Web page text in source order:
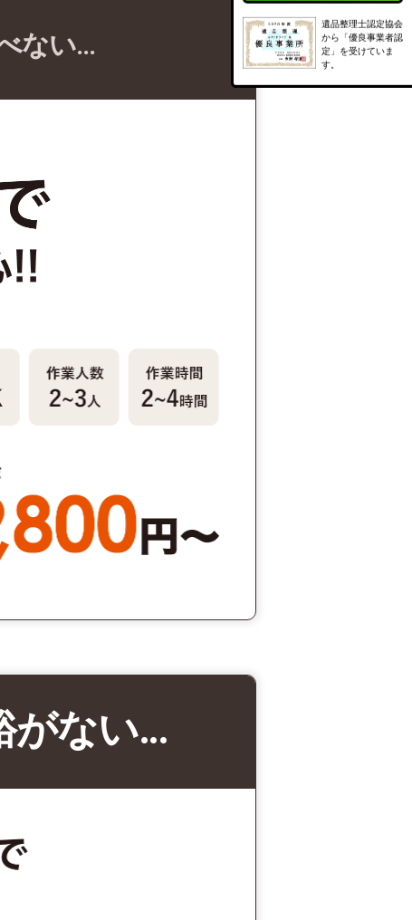
ない…
がない…
遺品整理士認定協会
から「優良事業者認
定」を受けていま
す。